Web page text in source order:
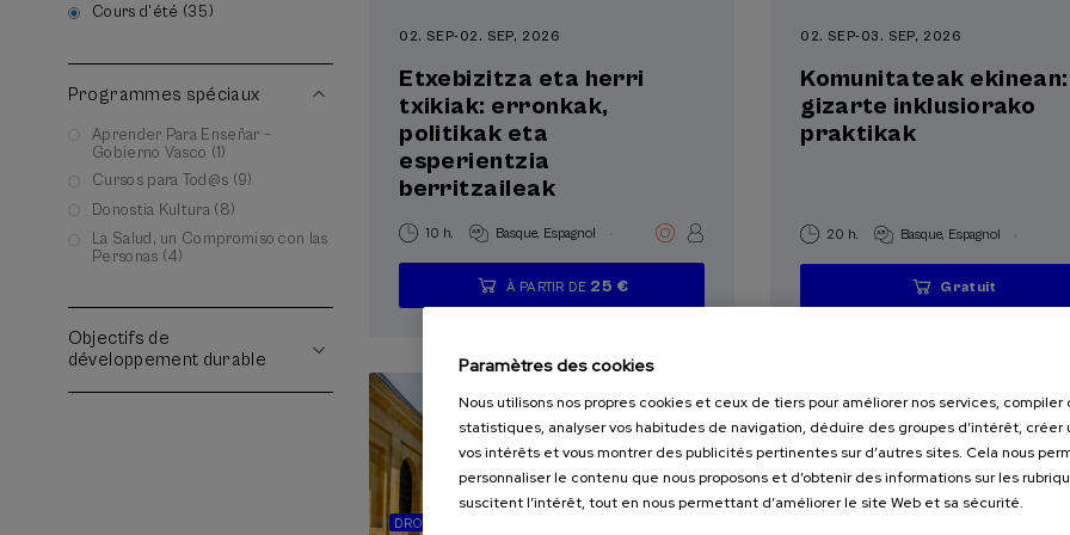
Cours d'été (35)
Programmes spéciaux
Aprender Para Enseñar –
Gobierno Vasco (1)
Cursos para Tod@s (9)
Donostia Kultura (8)
La Salud, un Compromiso con las
Personas (4)
Objectifs de
développement durable
02. SEP-02. SEP, 2026
Etxebizitza eta herri
txikiak: erronkak,
politikak eta
esperientzia
berritzaileak
10 h. Basque Espagnol .
...
À PARTIR DE 25 €
Dernières
places
Gratuit
Date
passée
Liste
d'attente
Période
d'inscription
02. SEP-03. SEP, 2026
Komunitateak ekinean:
gizarte inklusiorako
praktikak
20 h. Basque Espagnol .
...
Gratuit
Dernières
places
Gratuit
Date
passée
Liste
d'attente
Période
d'inscription
DROIT
Paramètres des cookies
Nous utilisons nos propres cookies et ceux de tiers pour améliorer nos services, compiler
statistiques, analyser vos habitudes de navigation, déduire des groupes d’intérêt, créer
vos intérêts et vous montrer des publicités pertinentes sur d’autres sites. Cela nous
personnaliser le contenu que nous proposons et d’obtenir des informations sur les
suscitent l’intérêt, tout en nous permettant d’améliorer le site Web et sa sécurité.